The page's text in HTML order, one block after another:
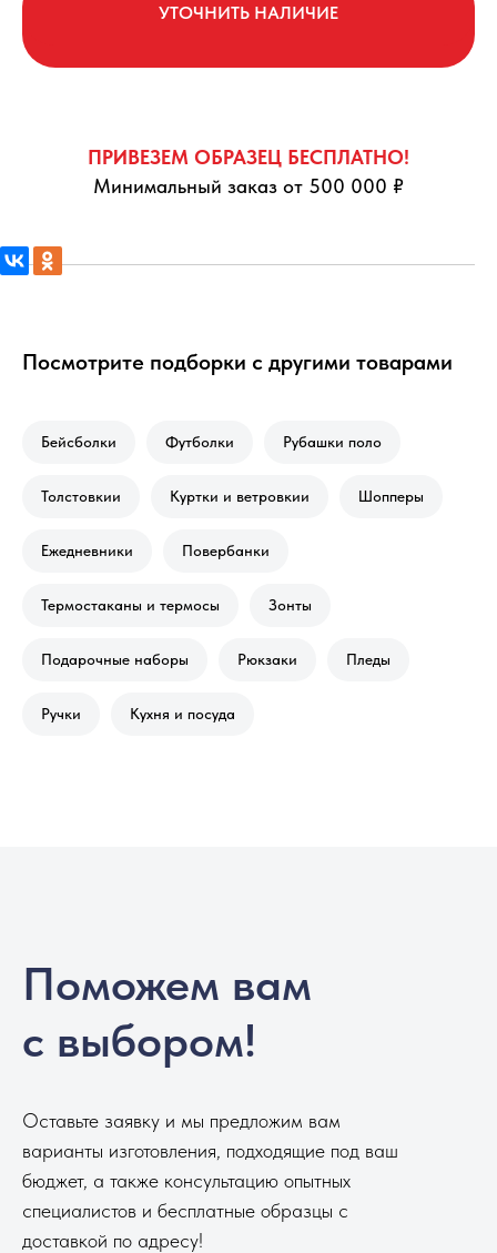
УТОЧНИТЬ НАЛИЧИЕ
ПРИВЕЗЕМ ОБРАЗЕЦ БЕСПЛАТНО!
Минимальный заказ от 500 000 ₽
Посмотрите подборки с другими товарами
Бейсболки Футболки Рубашки поло
Толстовкии Куртки и ветровкии Шопперы
Ежедневники Повербанки
Термостаканы и термосы Зонты
Подарочные наборы Рюкзаки Пледы
Ручки Кухня и посуда
Поможем вам
с выбором!
Оставьте заявку и мы предложим вам
варианты изготовления, подходящие под ваш
бюджет, а также консультацию опытных
специалистов и бесплатные образцы с
доставкой по адресу!